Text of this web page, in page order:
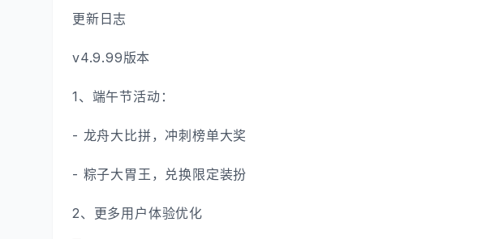
更新日志
v4.9.99版本
1、端午节活动：
- 龙舟大比拼，冲刺榜单大奖
- 粽子大胃王，兑换限定装扮
2、更多用户体验优化